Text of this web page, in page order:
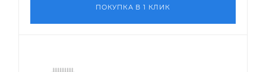
ПОКУПКА В 1 КЛИК